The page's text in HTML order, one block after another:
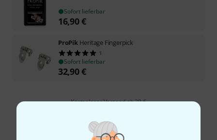
Sofort lieferbar
16,90€
ProPik Heritage Fingerpick
1
Sofort lieferbar
32,90€
Kostenloser Versand ab 29 €